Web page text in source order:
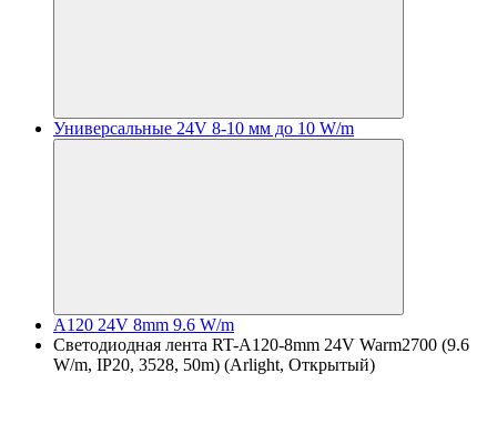
Универсальные 24V 8-10 мм до 10 W/m
A120 24V 8mm 9.6 W/m
Светодиодная лента RT-A120-8mm 24V Warm2700 (9.6
W/m, IP20, 3528, 50m) (Arlight, Открытый)